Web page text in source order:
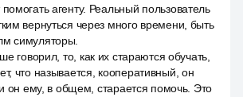
агенту. Реальный пользователь
вернуться через много времени, быть
симуляторы.
говорил, то, как их стараются обучать,
что называется, кооперативный, он
и он ему, в общем, старается помочь. Это